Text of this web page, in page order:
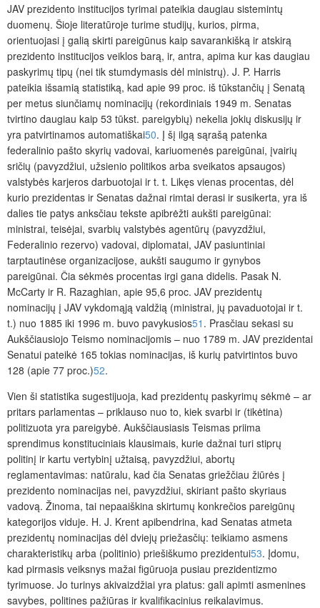
JAV prezidento institucijos tyrimai pateikia daugiau sistemintų
duomenų. Šioje literatūroje turime studijų, kurios, pirma,
orientuojasi į galią skirti pareigūnus kaip savarankišką ir atskirą
prezidento institucijos veiklos barą, ir, antra, apima kur kas daugiau
paskyrimų tipų (nei tik stumdymasis dėl ministrų). J. P. Harris
pateikia išsamią statistiką, kad apie 99 proc. iš tūkstančių į Senatą
per metus siunčiamų nominacijų (rekordiniais 1949 m. Senatas
tvirtino daugiau kaip 53 tūkst. pareigybių) nekelia jokių diskusijų ir
yra patvirtinamos automatiškai50. Į šį ilgą sąrašą patenka
federalinio pašto skyrių vadovai, kariuomenės pareigūnai, įvairių
sričių (pavyzdžiui, užsienio politikos arba sveikatos apsaugos)
valstybės karjeros darbuotojai ir t. t. Likęs vienas procentas, dėl
kurio prezidentas ir Senatas dažnai rimtai derasi ir susikerta, yra iš
dalies tie patys anksčiau tekste apibrėžti aukšti pareigūnai:
ministrai, teisėjai, svarbių valstybės agentūrų (pavyzdžiui,
Federalinio rezervo) vadovai, diplomatai, JAV pasiuntiniai
tarptautinėse organizacijose, aukšti saugumo ir gynybos
pareigūnai. Čia sėkmės procentas irgi gana didelis. Pasak N.
McCarty ir R. Razaghian, apie 95,6 proc. JAV prezidentų
nominacijų į JAV vykdomąją valdžią (ministrai, jų pavaduotojai ir t.
t.) nuo 1885 iki 1996 m. buvo pavykusios51 . Prasčiau sekasi su
Aukščiausiojo Teismo nominacijomis – nuo 1789 m. JAV prezidentai
Senatui pateikė 165 tokias nominacijas, iš kurių patvirtintos buvo
128 (apie 77 proc.)52.
Vien ši statistika sugestijuoja, kad prezidentų paskyrimų sėkmė – ar
pritars parlamentas – priklauso nuo to, kiek svarbi ir (tikėtina)
politizuota yra pareigybė. Aukščiausiasis Teismas priima
sprendimus konstituciniais klausimais, kurie dažnai turi stiprų
politinį ir kartu vertybinį užtaisą, pavyzdžiui, abortų
reglamentavimas: natūralu, kad čia Senatas griežčiau žiūrės į
prezidento nominacijas nei, pavyzdžiui, skiriant pašto skyriaus
vadovą. Žinoma, tai nepaaiškina skirtumų konkrečios pareigūnų
kategorijos viduje. H. J. Krent apibendrina, kad Senatas atmeta
prezidentų nominacijas dėl dviejų priežasčių: teikiamo asmens
charakteristikų arba (politinio) priešiškumo prezidentui53. Įdomu,
kad pirmasis veiksnys mažai figūruoja pusiau prezidentizmo
tyrimuose. Jo turinys akivaizdžiai yra platus: gali apimti asmenines
savybes, politines pažiūras ir kvalifikacinius reikalavimus.